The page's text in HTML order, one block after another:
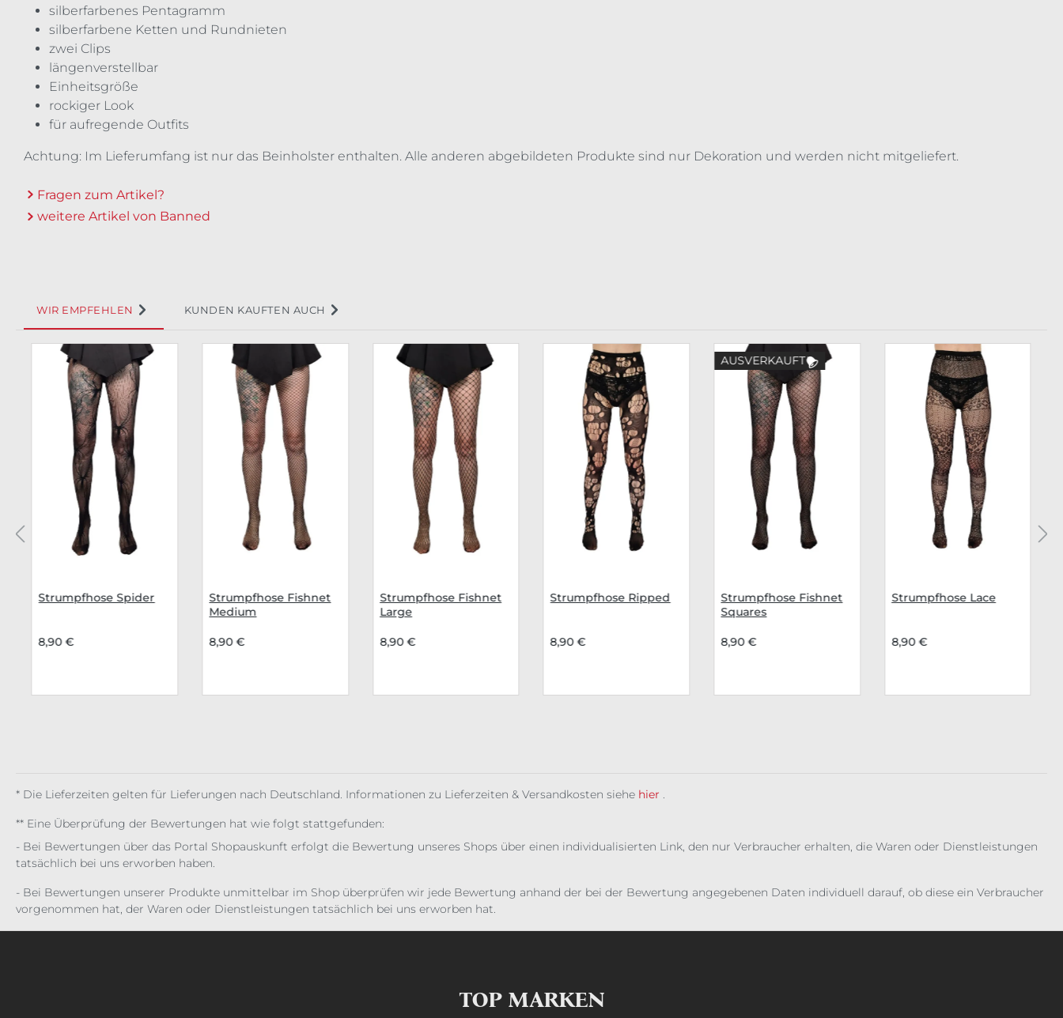
silberfarbenes Pentagramm
silberfarbene Ketten und Rundnieten
zwei Clips
längenverstellbar
Einheitsgröße
rockiger Look
für aufregende Outfits
Achtung: Im Lieferumfang ist nur das Beinholster enthalten. Alle anderen abgebildeten Produkte sind nur Dekoration und werden nicht mitgeliefert.
Fragen zum Artikel?
weitere Artikel von Banned
WIR EMPFEHLEN KUNDEN KAUFTEN AUCH
Produktgalerie überspringen
Strumpfhose Spider
8,90 €
Strumpfhose Fishnet
Medium
8,90 €
Strumpfhose Fishnet
Large
8,90 €
Strumpfhose Ripped
8,90 €
AUSVERKAUFT
Strumpfhose Fishnet
Squares
8,90 €
Strumpfhose Lace
8,90 €
* Die Lieferzeiten gelten für Lieferungen nach Deutschland. Informationen zu Lieferzeiten & Versandkosten siehe hier .
** Eine Überprüfung der Bewertungen hat wie folgt stattgefunden:
- Bei Bewertungen über das Portal Shopauskunft erfolgt die Bewertung unseres Shops über einen individualisierten Link, den nur Verbraucher erhalten, die Waren oder Dienstleistungen
tatsächlich bei uns erworben haben.
- Bei Bewertungen unserer Produkte unmittelbar im Shop überprüfen wir jede Bewertung anhand der bei der Bewertung angegebenen Daten individuell darauf, ob diese ein Verbraucher
vorgenommen hat, der Waren oder Dienstleistungen tatsächlich bei uns erworben hat.
TOP MARKEN